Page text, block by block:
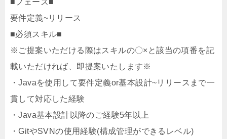
■フェーズ■
要件定義~リリース
■必須スキル■
※ご提案いただける際はスキルの〇×と該当の項番を記
載いただければ、即提案いたします※
・Javaを使用して要件定義or基本設計~リリースまで一
貫して対応した経験
・Java基本設計以降のご経験5年以上
・GitやSVNの使用経験(構成管理ができるレベル)